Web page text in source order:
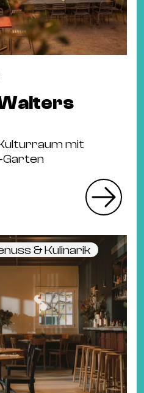
mit
Garten
& Kulinarik